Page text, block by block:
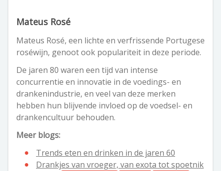
Mateus Rosé
Mateus Rosé, een lichte en verfrissende Portugese
roséwijn, genoot ook populariteit in deze periode.
De jaren 80 waren een tijd van intense
concurrentie en innovatie in de voedings- en
drankenindustrie, en veel van deze merken
hebben hun blijvende invloed op de voedsel- en
drankencultuur behouden.
Meer blogs:
Trends eten en drinken in de jaren 60
Drankjes van vroeger, van exota tot spoetnik